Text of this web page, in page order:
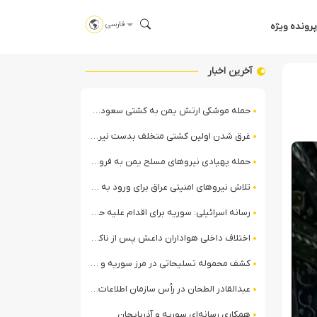
پرونده ویژه فارسی
آخرین اخبار
حمله موشکی ارتش یمن به کشتی سعودی در شمال دریای سرخ
غرق شدن اولین کشتی متخلف بدست نیروی دریایی ارتش یمن
حمله پهپادی نیروهای مسلح یمن به فرودگاه نجران
تلاش نیروهای امنیتی عراق برای ورود به مقر مقاومت در حومه بغداد
رسانه اسرائیلی: سوریه برای اقدام علیه حزب‌الله در لبنان آماده می‌شود!
اختلاف داخلی هواداران داعش پس از ناکامی عملیات انغماسی داعش در رقه
کشف محموله تسلیحاتی در مرز سوریه و عراق توسط نیروهای الجولانی
عبدالقادر الطحان در رأس سازمان اطلاعات سوریه؛ گمانه‌زنی‌ها درباره اختلافات در ساختار امنیتی
همکاری رسانه‌ای سوریه و آذربایجان